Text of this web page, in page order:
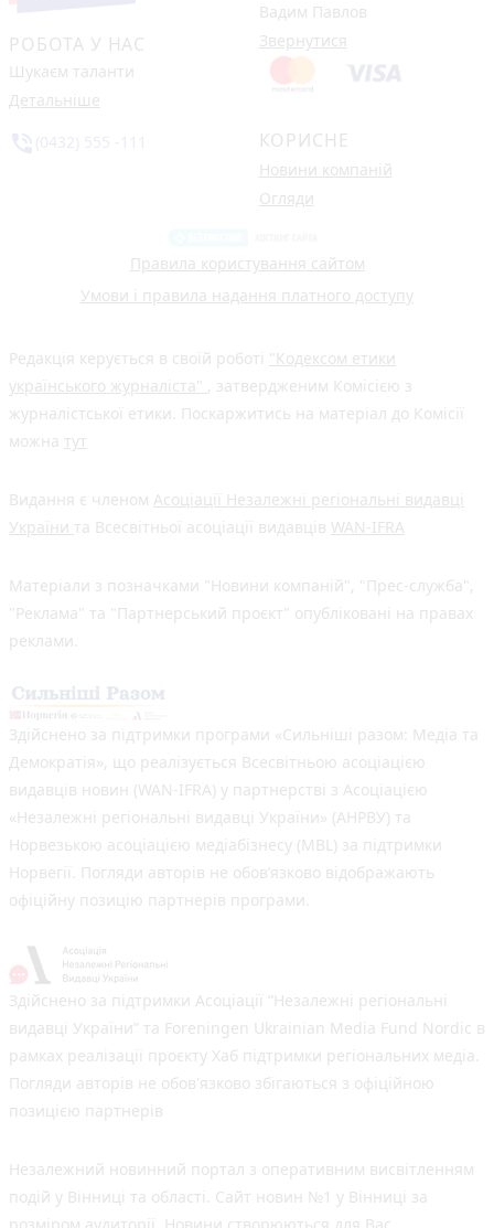
РОБОТА У НАС
Шукаєм таланти
Детальніше
Вадим Павлов
Звернутися
КОРИСНЕ
Новини компаній
Огляди
Правила користування сайтом
Умови і правила надання платного доступу
Редакція керується в своїй роботі "Кодексом етики
українського журналіста" , затвердженим Комісією з
журналістської етики. Поскаржитись на матеріал до Комісії
можна тут
Видання є членом Асоціації Незалежні регіональні видавці
України та Всесвітньої асоціації видавців WAN-IFRA
Матеріали з позначками "Новини компаній", "Прес-служба",
"Реклама" та "Партнерський проєкт" опубліковані на правах
реклами.
Здійснено за підтримки програми «Сильніші разом: Медіа та
Демократія», що реалізується Всесвітньою асоціацією
видавців новин (WAN-IFRA) у партнерстві з Асоціацією
«Незалежні регіональні видавці України» (АНРВУ) та
Норвезькою асоціацією медіабізнесу (MBL) за підтримки
Норвегії. Погляди авторів не обов’язково відображають
офіційну позицію партнерів програми.
Здійснено за підтримки Асоціації “Незалежні регіональні
видавці України” та Foreningen Ukrainian Media Fund Nordic в
рамках реалізації проєкту Хаб підтримки регіональних медіа.
Погляди авторів не обов'язково збігаються з офіційною
позицією партнерів
Незалежний новинний портал з оперативним висвітленням
подій у Вінниці та області. Сайт новин №1 у Вінниці за